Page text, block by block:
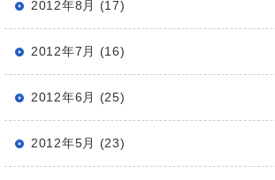
2012年8月 (17)
2012年7月 (16)
2012年6月 (25)
2012年5月 (23)